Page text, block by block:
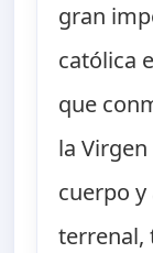
gran
católica
que
la
cuerpo
terrenal,